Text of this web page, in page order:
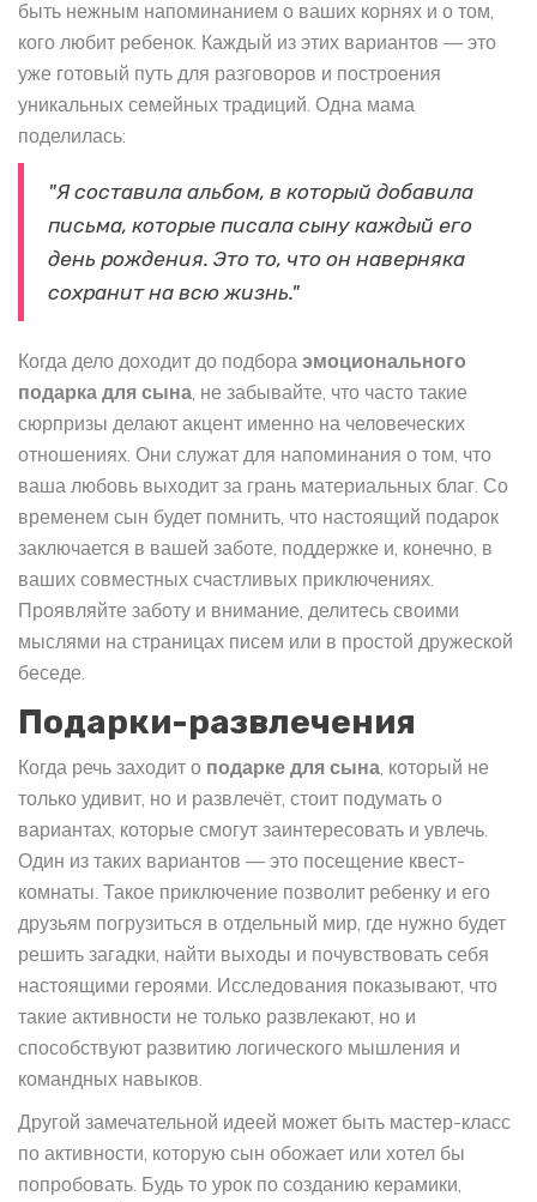
быть нежным напоминанием о ваших корнях и о том,
кого любит ребенок. Каждый из этих вариантов — это
уже готовый путь для разговоров и построения
уникальных семейных традиций. Одна мама
поделилась:
"Я составила альбом, в который добавила
письма, которые писала сыну каждый его
день рождения. Это то, что он наверняка
сохранит на всю жизнь."
Когда дело доходит до подбора эмоционального
подарка для сына, не забывайте, что часто такие
сюрпризы делают акцент именно на человеческих
отношениях. Они служат для напоминания о том, что
ваша любовь выходит за грань материальных благ. Со
временем сын будет помнить, что настоящий подарок
заключается в вашей заботе, поддержке и, конечно, в
ваших совместных счастливых приключениях.
Проявляйте заботу и внимание, делитесь своими
мыслями на страницах писем или в простой дружеской
беседе.
Подарки-развлечения
Когда речь заходит о подарке для сына, который не
только удивит, но и развлечёт, стоит подумать о
вариантах, которые смогут заинтересовать и увлечь.
Один из таких вариантов — это посещение квест-
комнаты. Такое приключение позволит ребенку и его
друзьям погрузиться в отдельный мир, где нужно будет
решить загадки, найти выходы и почувствовать себя
настоящими героями. Исследования показывают, что
такие активности не только развлекают, но и
способствуют развитию логического мышления и
командных навыков.
Другой замечательной идеей может быть мастер-класс
по активности, которую сын обожает или хотел бы
попробовать. Будь то урок по созданию керамики,